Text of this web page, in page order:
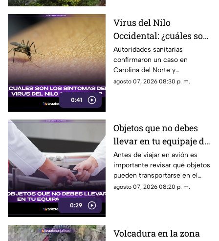
0:41
Virus del Nilo
Occidental: ¿cuáles son
los síntomas tras una
picadura de mosquito?
Autoridades sanitarias
confirmaron un caso en
Carolina del Norte y
detectaron el virus en
agosto 07, 2026 08:30 p. m.
0:29
Objetos que no debes
llevar en tu equipaje de
mano y podrían
quitarte en el
aeropuerto
Antes de viajar en avión es
importante revisar qué objetos
pueden transportarse en el
equipaje de mano, ya que
agosto 07, 2026 08:20 p. m.
Volcadura en la zona